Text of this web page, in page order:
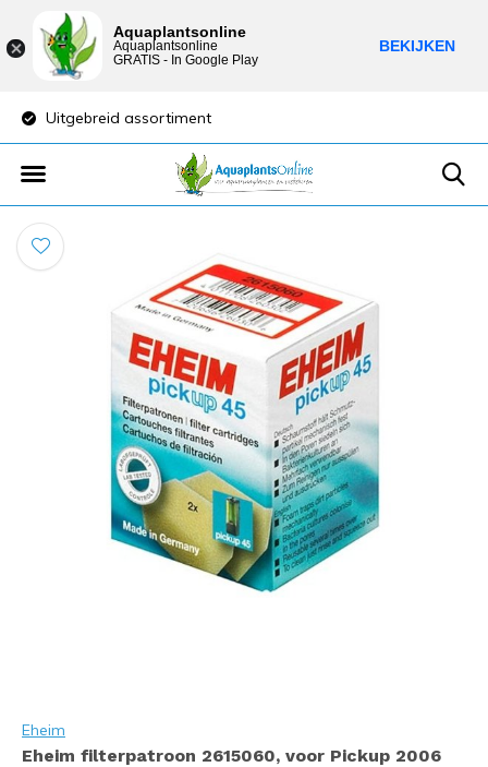
Uitgebreid assortiment
Eheim
Eheim filterpatroon 2615060, voor Pickup 2006
Aquaplantsonline
Aquaplantsonline
GRATIS - In Google Play
BEKIJKEN